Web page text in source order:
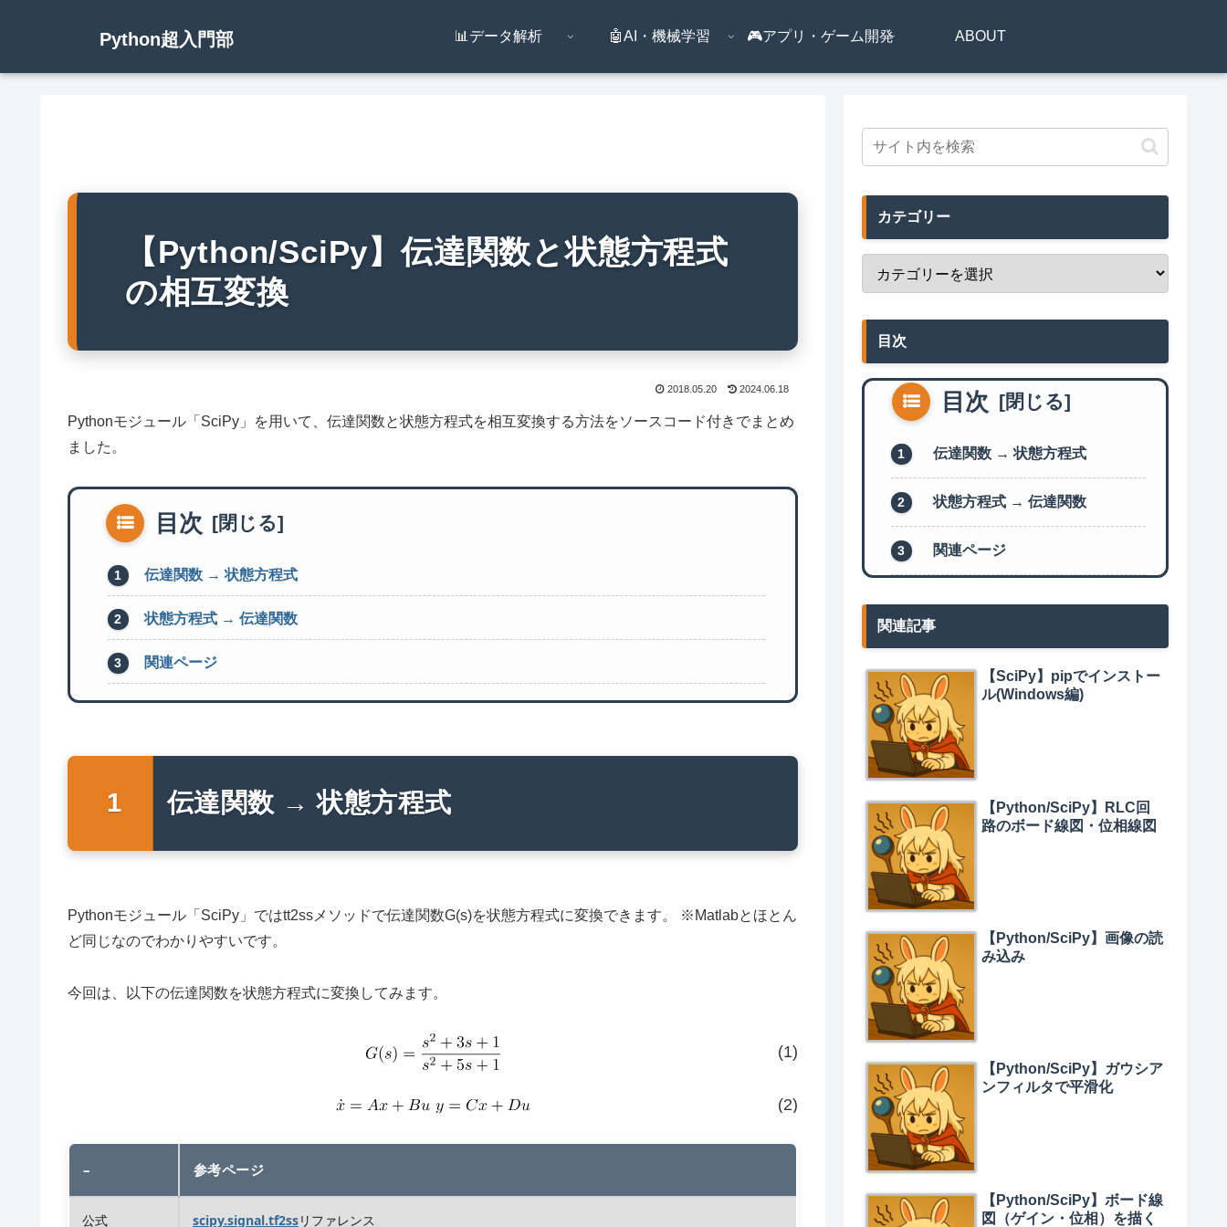
Python超入門部 📊データ解析 🤖AI・機械学習 🎮️アプリ・ゲーム開発 ABOUT
【Python/SciPy】伝達関数と状態方程式
の相互変換
2018.05.20 2024.06.18
Pythonモジュール「SciPy」を用いて、伝達関数と状態方程式を相互変換する方法をソースコード付きでまとめ
ました。
目次
伝達関数 → 状態方程式
状態方程式 → 伝達関数
関連ページ
伝達関数 → 状態方程式
Pythonモジュール「SciPy」ではtt2ssメソッドで伝達関数G(s)を状態方程式に変換できます。 ※Matlabとほとん
ど同じなのでわかりやすいです。
今回は、以下の伝達関数を状態方程式に変換してみます。
(1)
(2)
– 参考ページ
公式 scipy.signal.tf2ssリファレンス
カテゴリー
目次
目次
伝達関数 → 状態方程式
状態方程式 → 伝達関数
関連ページ
関連記事
【SciPy】pipでインストー
ル(Windows編)
【Python/SciPy】RLC回
路のボード線図・位相線図
【Python/SciPy】画像の読
み込み
【Python/SciPy】ガウシア
ンフィルタで平滑化
【Python/SciPy】ボード線
図（ゲイン・位相）を描く